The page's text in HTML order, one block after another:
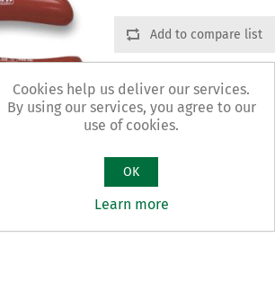
Add to compare list
Cookies help us deliver our services.
By using our services, you agree to our
use of cookies.
OK
Learn more